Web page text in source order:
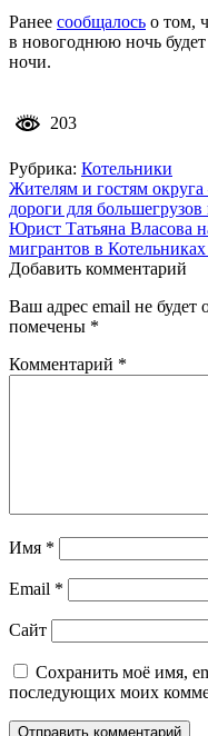
Ранее сообщалось о том,
в новогоднюю ночь будет
ночи.
203
Рубрика: Котельники
Навигация
по
записям
Жителям и гостям
дороги для
Юрист Татьяна Власова
мигрантов в
Добавить комментарий
Ваш адрес email не будет
помечены *
Комментарий *
Имя *
Email *
Сайт
Сохранить моё имя,
последующих моих